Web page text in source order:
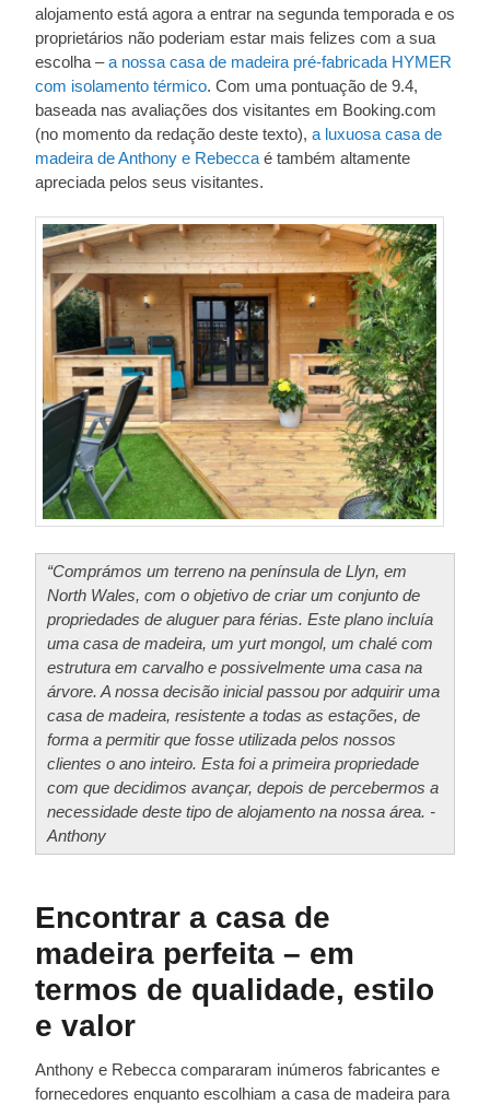
alojamento está agora a entrar na segunda temporada e os
proprietários não poderiam estar mais felizes com a sua
escolha –a nossa casa de madeira pré-fabricada HYMER
com isolamento térmico. Com uma pontuação de 9.4,
baseada nas avaliações dos visitantes em Booking.com
(no momento da redação deste texto), a luxuosa casa de
madeira de Anthony e Rebecca é também altamente
apreciada pelos seus visitantes.
“Comprámos um terreno na península de Llyn, em
North Wales, com o objetivo de criar um conjunto de
propriedades de aluguer para férias. Este plano incluía
uma casa de madeira, um yurt mongol, um chalé com
estrutura em carvalho e possivelmente uma casa na
árvore. A nossa decisão inicial passou por adquirir uma
casa de madeira, resistente a todas as estações, de
forma a permitir que fosse utilizada pelos nossos
clientes o ano inteiro. Esta foi a primeira propriedade
com que decidimos avançar, depois de percebermos a
necessidade deste tipo de alojamento na nossa área. -
Anthony
Encontrar a casa de
madeira perfeita – em
termos de qualidade, estilo
e valor
Anthony e Rebecca compararam inúmeros fabricantes e
fornecedores enquanto escolhiam a casa de madeira para